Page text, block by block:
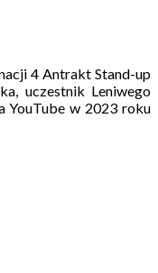
4 Antrakt Stand-up
uczestnik Leniwego
YouTube w 2023 roku